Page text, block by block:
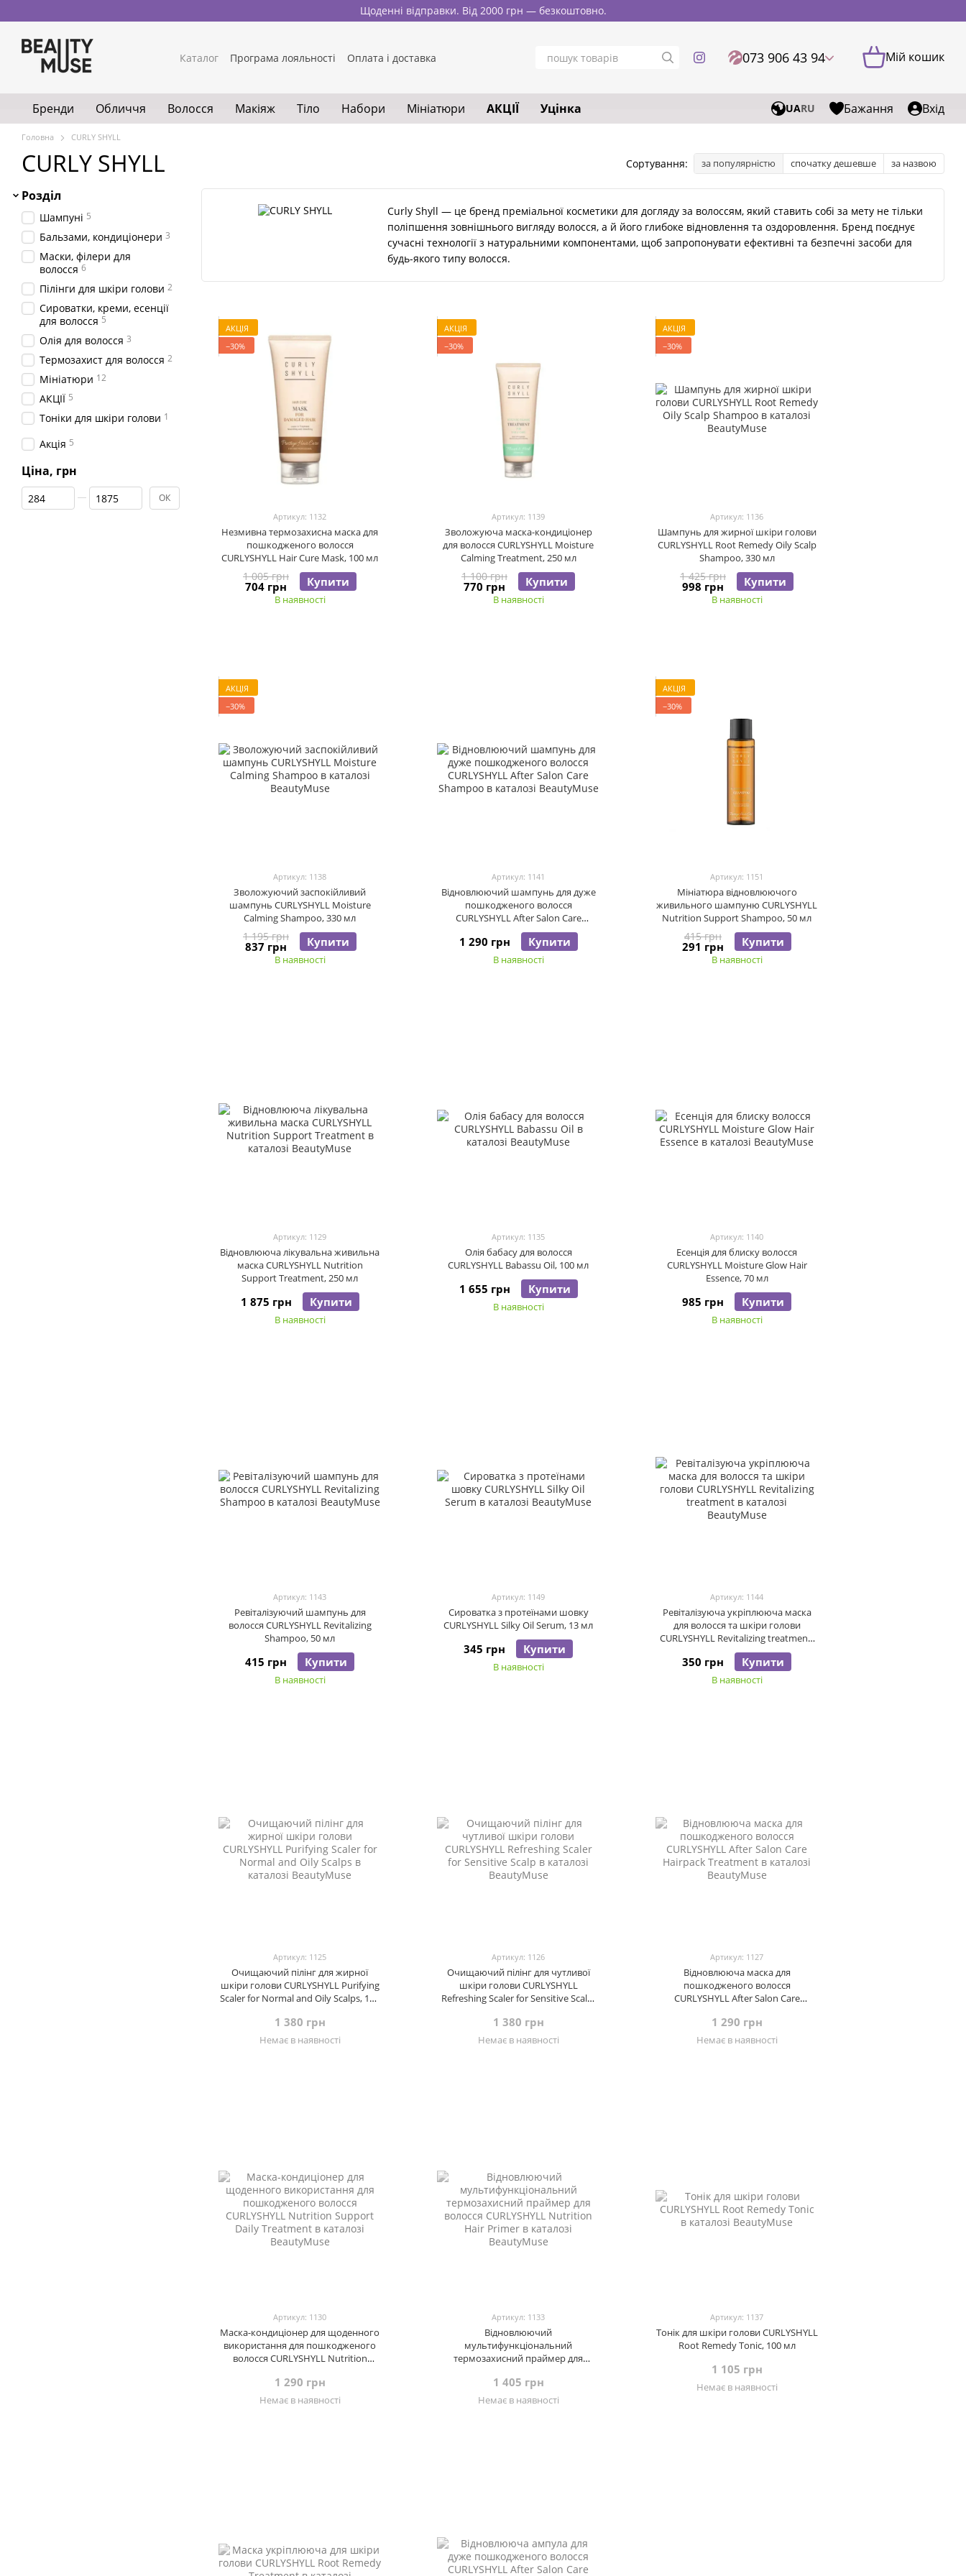
Щоденні відправки. Від 2000 грн — безкоштовно.
Каталог Програма лояльності
Оплата і доставка
073 906 43 94 Мій кошик
Бренди Обличчя Волосся Макіяж Тіло Набори Мініатюри АКЦІЇ Уцінка UARU Бажання Вхід
Головна CURLY SHYLL
CURLY SHYLL Сортування: за популярністю спочатку дешевше за назвою
Curly Shyll — це бренд преміальної косметики для догляду за волоссям, який ставить собі за мету не тільки
поліпшення зовнішнього вигляду волосся, а й його глибоке відновлення та оздоровлення. Бренд поєднує
сучасні технології з натуральними компонентами, щоб запропонувати ефективні та безпечні засоби для
будь-якого типу волосся.
АКЦІЯ
−30%
Артикул: 1132
Незмивна термозахисна маска для
пошкодженого волосся
CURLYSHYLL Hair Cure Mask, 100 мл
1 005 грн
704 грн Купити
В наявності
АКЦІЯ
−30%
Артикул: 1139
Зволожуюча маска-кондиціонер
для волосся CURLYSHYLL Moisture
Calming Treatment, 250 мл
1 100 грн
770 грн Купити
В наявності
АКЦІЯ
−30%
Артикул: 1136
Шампунь для жирної шкіри голови
CURLYSHYLL Root Remedy Oily Scalp
Shampoo, 330 мл
1 425 грн
998 грн Купити
В наявності
АКЦІЯ
−30%
Артикул: 1138
Зволожуючий заспокійливий
шампунь CURLYSHYLL Moisture
Calming Shampoo, 330 мл
1 195 грн
837 грн Купити
В наявності
Артикул: 1141
Відновлюючий шампунь для дуже
пошкодженого волосся
CURLYSHYLL After Salon Care
Shampoo, 360 мл
1 290 грн Купити
В наявності
АКЦІЯ
−30%
Артикул: 1151
Мініатюра відновлюючого
живильного шампуню CURLYSHYLL
Nutrition Support Shampoo, 50 мл
415 грн
291 грн Купити
В наявності
Артикул: 1129
Відновлююча лікувальна живильна
маска CURLYSHYLL Nutrition
Support Treatment, 250 мл
1 875 грн Купити
В наявності
Артикул: 1135
Олія бабасу для волосся
CURLYSHYLL Babassu Oil, 100 мл
1 655 грн Купити
В наявності
Артикул: 1140
Есенція для блиску волосся
CURLYSHYLL Moisture Glow Hair
Essence, 70 мл
985 грн Купити
В наявності
Артикул: 1143
Ревіталізуючий шампунь для
волосся CURLYSHYLL Revitalizing
Shampoo, 50 мл
415 грн Купити
В наявності
Артикул: 1149
Сироватка з протеїнами шовку
CURLYSHYLL Silky Oil Serum, 13 мл
345 грн Купити
В наявності
Артикул: 1144
Ревіталізуюча укріплююча маска
для волосся та шкіри голови
CURLYSHYLL Revitalizing treatment,
30 мл
350 грн Купити
В наявності
Артикул: 1125
Очищаючий пілінг для жирної
шкіри голови CURLYSHYLL Purifying
Scaler for Normal and Oily Scalps, 120
1 380 грн
Немає в наявності
Артикул: 1126
Очищаючий пілінг для чутливої
шкіри голови CURLYSHYLL
Refreshing Scaler for Sensitive Scalp,
1 380 грн
Немає в наявності
Артикул: 1127
Відновлююча маска для
пошкодженого волосся
CURLYSHYLL After Salon Care
1 290 грн
Немає в наявності
Артикул: 1130
Маска-кондиціонер для щоденного
використання для пошкодженого
волосся CURLYSHYLL Nutrition
1 290 грн
Немає в наявності
Артикул: 1133
Відновлюючий
мультифункціональний
термозахисний праймер для
Primer, 200 мл
1 405 грн
Немає в наявності
Артикул: 1137
Тонік для шкіри голови CURLYSHYLL
Root Remedy Tonic, 100 мл
1 105 грн
Немає в наявності
Розділ
Шампуні 5
Бальзами, кондиціонери 3
Маски, філери для
волосся 6
Пілінги для шкіри голови 2
Сироватки, креми, есенції
для волосся 5
Олія для волосся 3
Термозахист для волосся 2
Мініатюри 12
АКЦІЇ 5
Тоніки для шкіри голови 1
Акція 5
Ціна, грн
Від Ціна, грн
До Ціна, грн ОК